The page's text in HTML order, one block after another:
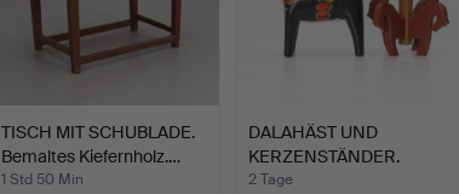
TISCH MIT SCHUBLADE.
Bemaltes Kiefernholz.…
1 Std 50 Min
DALAHÄST UND
KERZENSTÄNDER.
Geschnitztes u…
2 Tage